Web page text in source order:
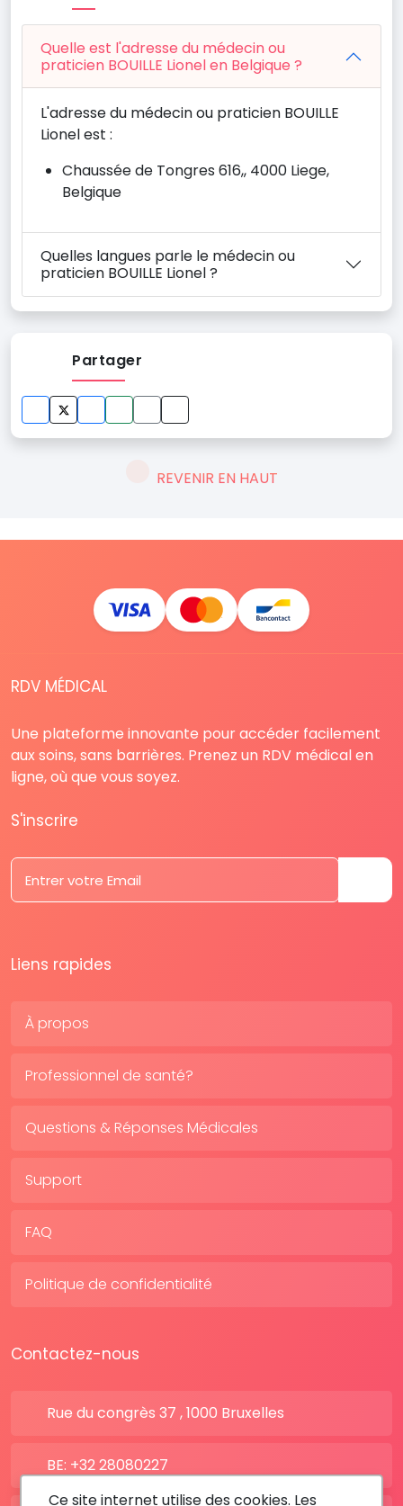
Quelle est l'adresse du médecin ou
praticien BOUILLE Lionel en Belgique ?
L'adresse du médecin ou praticien BOUILLE
Lionel est :
Chaussée de Tongres 616,, 4000 Liege,
Belgique
Quelles langues parle le médecin ou
praticien BOUILLE Lionel ?
Partager
REVENIR EN HAUT
RDV MÉDICAL
Une plateforme innovante pour accéder facilement
aux soins, sans barrières. Prenez un RDV médical en
ligne, où que vous soyez.
S'inscrire
Liens rapides
À propos
Professionnel de santé?
Questions & Réponses Médicales
Support
FAQ
Politique de confidentialité
Contactez-nous
Rue du congrès 37 , 1000 Bruxelles
BE: +32 28080227
Ce site internet utilise des cookies. Les